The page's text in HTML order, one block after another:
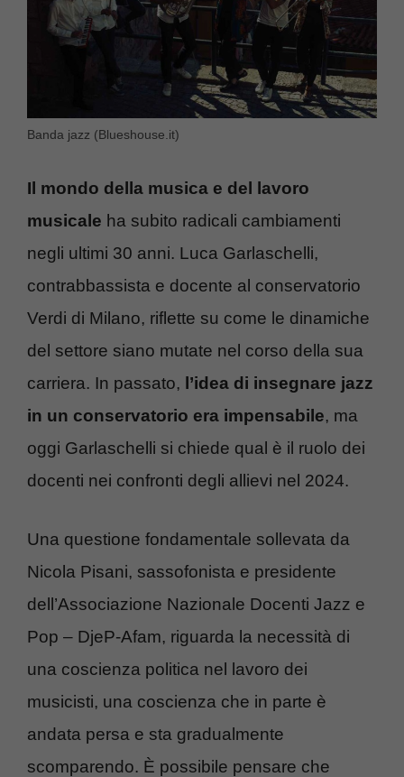
Banda jazz (Blueshouse.it)
Il mondo della musica e del lavoro
musicale ha subito radicali cambiamenti
negli ultimi 30 anni. Luca Garlaschelli,
contrabbassista e docente al conservatorio
Verdi di Milano, riflette su come le dinamiche
del settore siano mutate nel corso della sua
carriera. In passato, l’idea di insegnare jazz
in un conservatorio era impensabile, ma
oggi Garlaschelli si chiede qual è il ruolo dei
docenti nei confronti degli allievi nel 2024.
Una questione fondamentale sollevata da
Nicola Pisani, sassofonista e presidente
dell’Associazione Nazionale Docenti Jazz e
Pop – DjeP-Afam, riguarda la necessità di
una coscienza politica nel lavoro dei
musicisti, una coscienza che in parte è
andata persa e sta gradualmente
scomparendo. È possibile pensare che